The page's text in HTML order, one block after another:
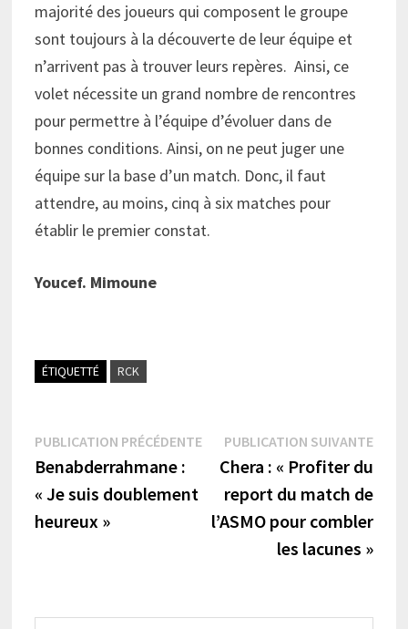
majorité des joueurs qui composent le groupe
sont toujours à la découverte de leur équipe et
n’arrivent pas à trouver leurs repères. Ainsi, ce
volet nécessite un grand nombre de rencontres
pour permettre à l’équipe d’évoluer dans de
bonnes conditions. Ainsi, on ne peut juger une
équipe sur la base d’un match. Donc, il faut
attendre, au moins, cinq à six matches pour
établir le premier constat.
Youcef. Mimoune
ÉTIQUETTÉ RCK
Navigation
de
l’article
PUBLICATION PRÉCÉDENTEPublication
précédente :
Benabderrahmane :
« Je suis doublement
heureux »
PUBLICATION SUIVANTE
Chera : « Profiter du
report du match de
l’ASMO pour combler
les lacunes »